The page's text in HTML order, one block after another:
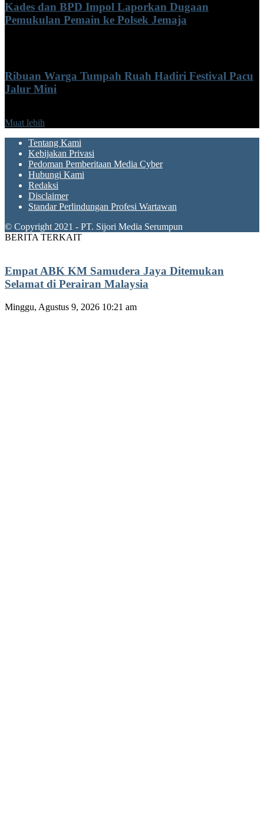
Kades dan BPD Impol Laporkan Dugaan
Pemukulan Pemain ke Polsek Jemaja
Ribuan Warga Tumpah Ruah Hadiri Festival Pacu
Jalur Mini
Muat lebih
Tentang Kami
Kebijakan Privasi
Pedoman Pemberitaan Media Cyber
Hubungi Kami
Redaksi
Disclaimer
Standar Perlindungan Profesi Wartawan
© Copyright 2021 - PT. Sijori Media Serumpun
BERITA TERKAIT
Empat ABK KM Samudera Jaya Ditemukan
Selamat di Perairan Malaysia
Minggu, Agustus 9, 2026 10:21 am